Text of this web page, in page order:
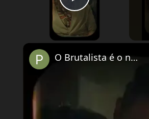
Play Video
O Brutalista é o novo O Pianista?